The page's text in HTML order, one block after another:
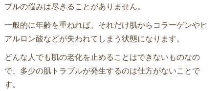
ブルの悩みは尽きることがありません。
一般的に年齢を重ねれば、それだけ肌からコラーゲンやヒ
アルロン酸などが失われてしまう状態になります。
どんな人でも肌の老化を止めることはできないものなの
で、多少の肌トラブルが発生するのは仕方がないことで
す。